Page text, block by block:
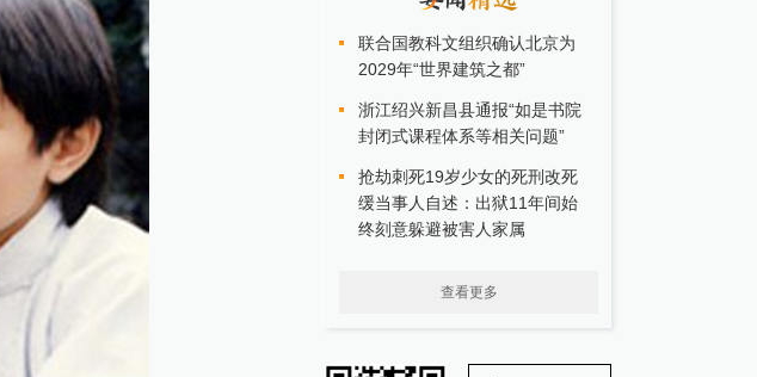
联合国教科文组织确认北京为
2029年“世界建筑之都”
浙江绍兴新昌县通报“如是书院
封闭式课程体系等相关问题”
抢劫刺死19岁少女的死刑改死
缓当事人自述：出狱11年间始
终刻意躲避被害人家属
查看更多